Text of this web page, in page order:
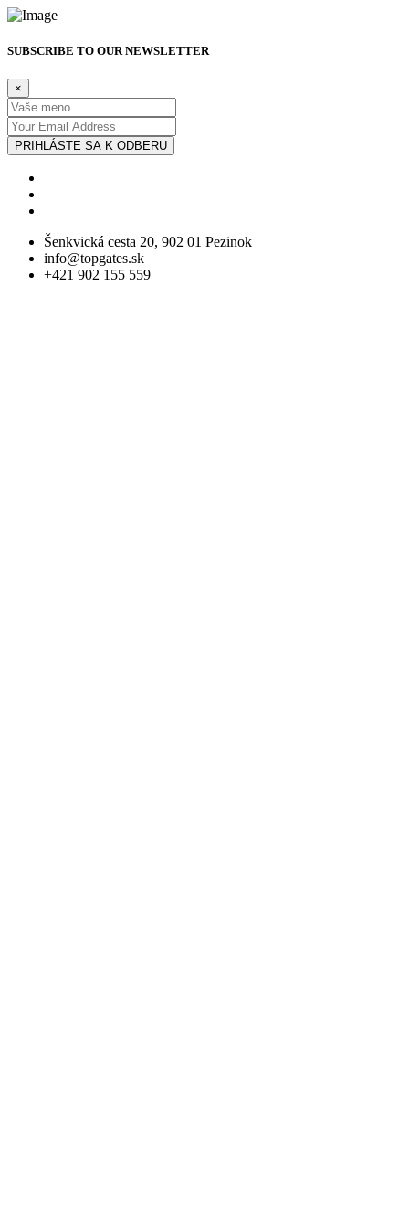
SUBSCRIBE TO OUR NEWSLETTER
×
PRIHLÁSTE SA K ODBERU
Šenkvická cesta 20, 902 01 Pezinok
info@topgates.sk
+421 902 155 559